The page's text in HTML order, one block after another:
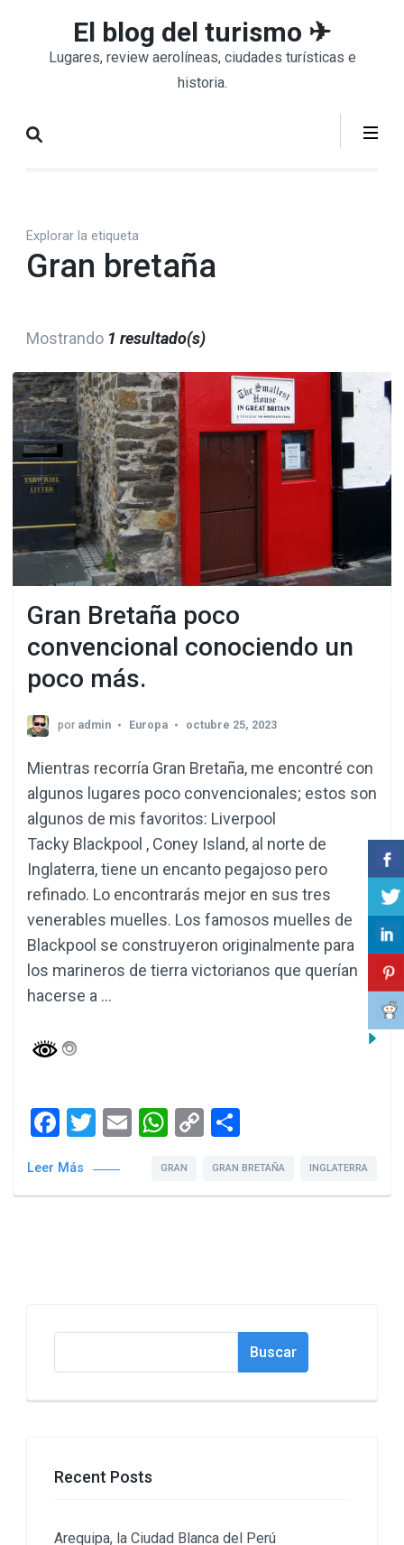
contenido
tecla
El blog del turismo ✈
Lugares, review aerolíneas, ciudades turísticas e
historia.
Explorar la etiqueta
Gran bretaña
Mostrando 1 resultado(s)
Gran Bretaña poco
convencional conociendo un
poco más.
por admin Europa octubre 25, 2023
Mientras recorría Gran Bretaña, me encontré con
algunos lugares poco convencionales; estos son
algunos de mis favoritos: Liverpool
Tacky Blackpool , Coney Island, al norte de
Inglaterra, tiene un encanto pegajoso pero
refinado. Lo encontrarás mejor en sus tres
venerables muelles. Los famosos muelles de
Blackpool se construyeron originalmente para
los marineros de tierra victorianos que querían
hacerse a …
Facebook
Twitter
EmailWhatsApp
Copy
Leer Más GRAN GRAN BRETAÑA INGLATERRA
Buscar
Recent Posts
Arequipa, la Ciudad Blanca del Perú